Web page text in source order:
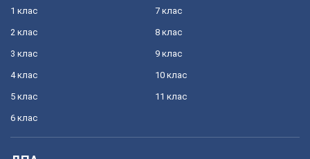
1 клас
2 клас
3 клас
4 клас
5 клас
6 клас
7 клас
8 клас
9 клас
10 клас
11 клас